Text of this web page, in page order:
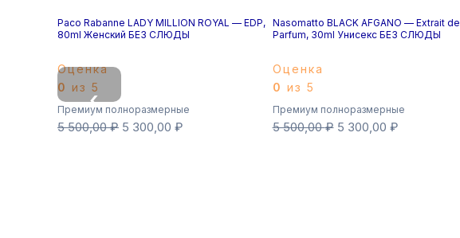
Премиум полноразмерные
Paco Rabanne LADY MILLION ROYAL — EDP,
80ml Женский БЕЗ СЛЮДЫ
Оценка
0 из 5
5 500,00₽ 5 300,00 ₽
Премиум полноразмерные
Nasomatto BLACK AFGANO — Extrait de
Parfum, 30ml Унисекс БЕЗ СЛЮДЫ
Оценка
0 из 5
5 500,00₽ 5 300,00 ₽
‹